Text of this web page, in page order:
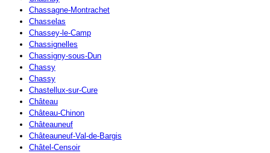
Chassagne-Montrachet
Chasselas
Chassey-le-Camp
Chassignelles
Chassigny-sous-Dun
Chassy
Chassy
Chastellux-sur-Cure
Château
Château-Chinon
Châteauneuf
Châteauneuf-Val-de-Bargis
Châtel-Censoir